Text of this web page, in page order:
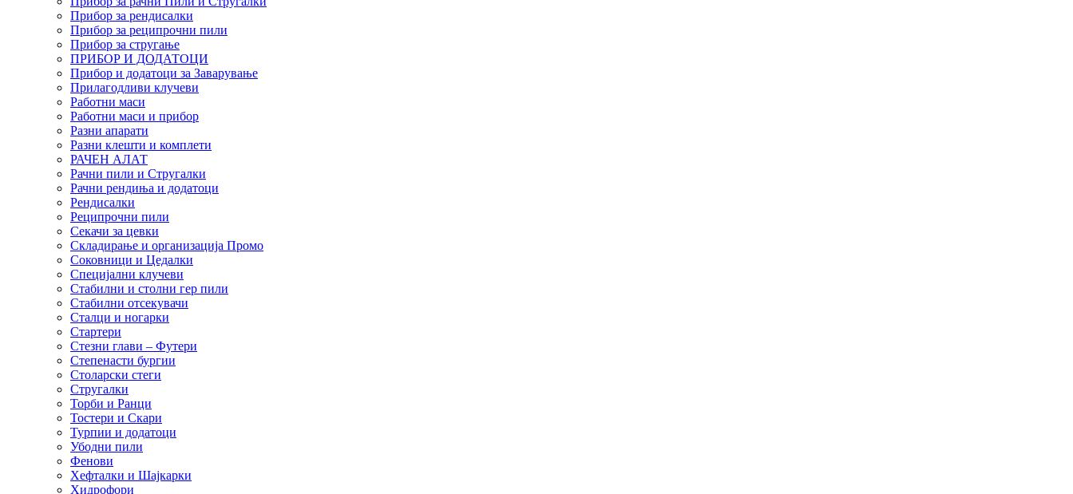
Прибор за рендисалки
Прибор за реципрочни пили
Прибор за стругање
ПРИБОР И ДОДАТОЦИ
Прибор и додатоци за Заварување
Прилагодливи клучеви
Работни маси
Работни маси и прибор
Разни апарати
Разни клешти и комплети
РАЧЕН АЛАТ
Рачни пили и Стругалки
Рачни рендиња и додатоци
Рендисалки
Реципрочни пили
Секачи за цевки
Складирање и организација Промо
Соковници и Цедалки
Специјални клучеви
Стабилни и столни гер пили
Стабилни отсекувачи
Сталци и ногарки
Стартери
Стезни глави – Футери
Степенасти бургии
Столарски стеги
Стругалки
Торби и Ранци
Тостери и Скари
Турпии и додатоци
Убодни пили
Фенови
Хефталки и Шајкарки
Хидрофори